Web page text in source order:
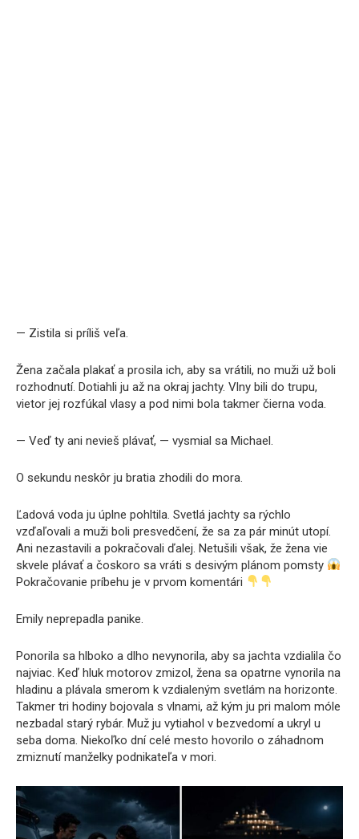
— Zistila si príliš veľa.
Žena začala plakať a prosila ich, aby sa vrátili, no muži už boli
rozhodnutí. Dotiahli ju až na okraj jachty. Vlny bili do trupu,
vietor jej rozfúkal vlasy a pod nimi bola takmer čierna voda.
— Veď ty ani nevieš plávať, — vysmial sa Michael.
O sekundu neskôr ju bratia zhodili do mora.
Ľadová voda ju úplne pohltila. Svetlá jachty sa rýchlo
vzďaľovali a muži boli presvedčení, že sa za pár minút utopí.
Ani nezastavili a pokračovali ďalej. Netušili však, že žena vie
skvele plávať a čoskoro sa vráti s desivým plánom pomsty
Pokračovanie príbehu je v prvom komentári
Emily neprepadla panike.
Ponorila sa hlboko a dlho nevynorila, aby sa jachta vzdialila čo
najviac. Keď hluk motorov zmizol, žena sa opatrne vynorila na
hladinu a plávala smerom k vzdialeným svetlám na horizonte.
Takmer tri hodiny bojovala s vlnami, až kým ju pri malom móle
nezbadal starý rybár. Muž ju vytiahol v bezvedomí a ukryl u
seba doma. Niekoľko dní celé mesto hovorilo o záhadnom
zmiznutí manželky podnikateľa v mori.